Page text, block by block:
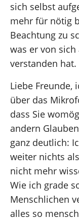
sich selbst
mehr für nötig
Beachtung zu
was er von
verstanden hat.
Liebe Freunde,
über das
dass Sie
andern
ganz deutlich:
weiter nichts
nicht mehr
Wie ich grade
Menschlichen
alles so